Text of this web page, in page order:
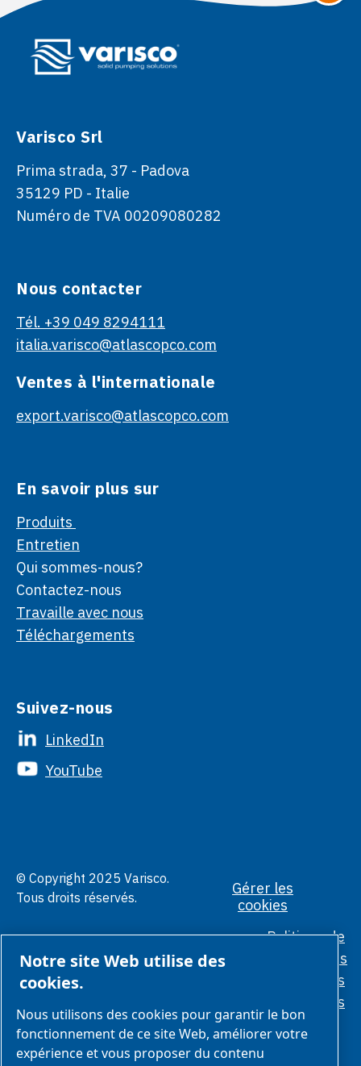
Varisco Srl
Prima strada, 37 - Padova
35129 PD - Italie
Numéro de TVA 00209080282
Nous contacter
Tél. +39 049 8294111
italia.varisco@atlascopco.com
Ventes à l'internationale
export.varisco@atlascopco.com
En savoir plus sur
Produits
Entretien
Qui sommes-nous?
Contactez-nous
Travaille avec nous
Téléchargements
Suivez-nous
LinkedIn
YouTube
© Copyright 2025 Varisco.
Tous droits réservés.
Gérer les
cookies
Politique de
confidentialité
Conditions
Normes
éthiques
Notre site Web utilise des
cookies.
Nous utilisons des cookies pour garantir le bon
fonctionnement de ce site Web, améliorer votre
expérience et vous proposer du contenu